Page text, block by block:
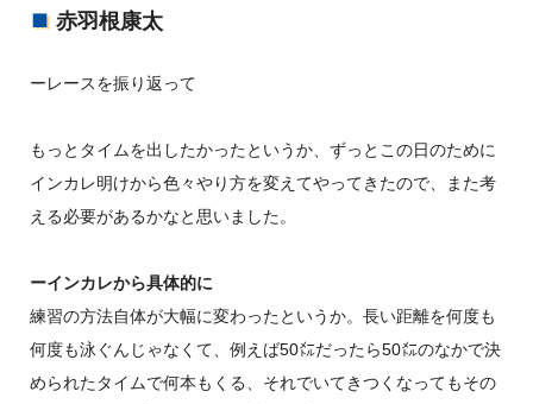
赤羽根康太
ーレースを振り返って
もっとタイムを出したかったというか、ずっとこの日のために
インカレ明けから色々やり方を変えてやってきたので、また考
える必要があるかなと思いました。
ーインカレから具体的に
練習の方法自体が大幅に変わったというか。長い距離を何度も
何度も泳ぐんじゃなくて、例えば50㍍だったら50㍍のなかで決
められたタイムで何本もくる、それでいてきつくなってもその